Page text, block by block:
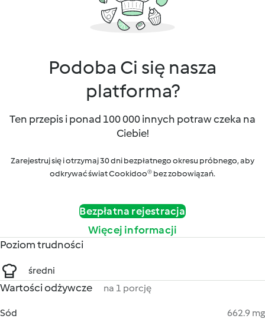
Podoba Ci się nasza
platforma?
Ten przepis i ponad 100 000 innych potraw czeka na
Ciebie!
Zarejestruj się i otrzymaj 30 dni bezpłatnego okresu próbnego, aby
odkrywać świat Cookidoo® bez zobowiązań.
Bezpłatna rejestracja
Więcej informacji
Poziom trudności
średni
Wartości odżywcze na 1 porcję
Sód
662.9 mg